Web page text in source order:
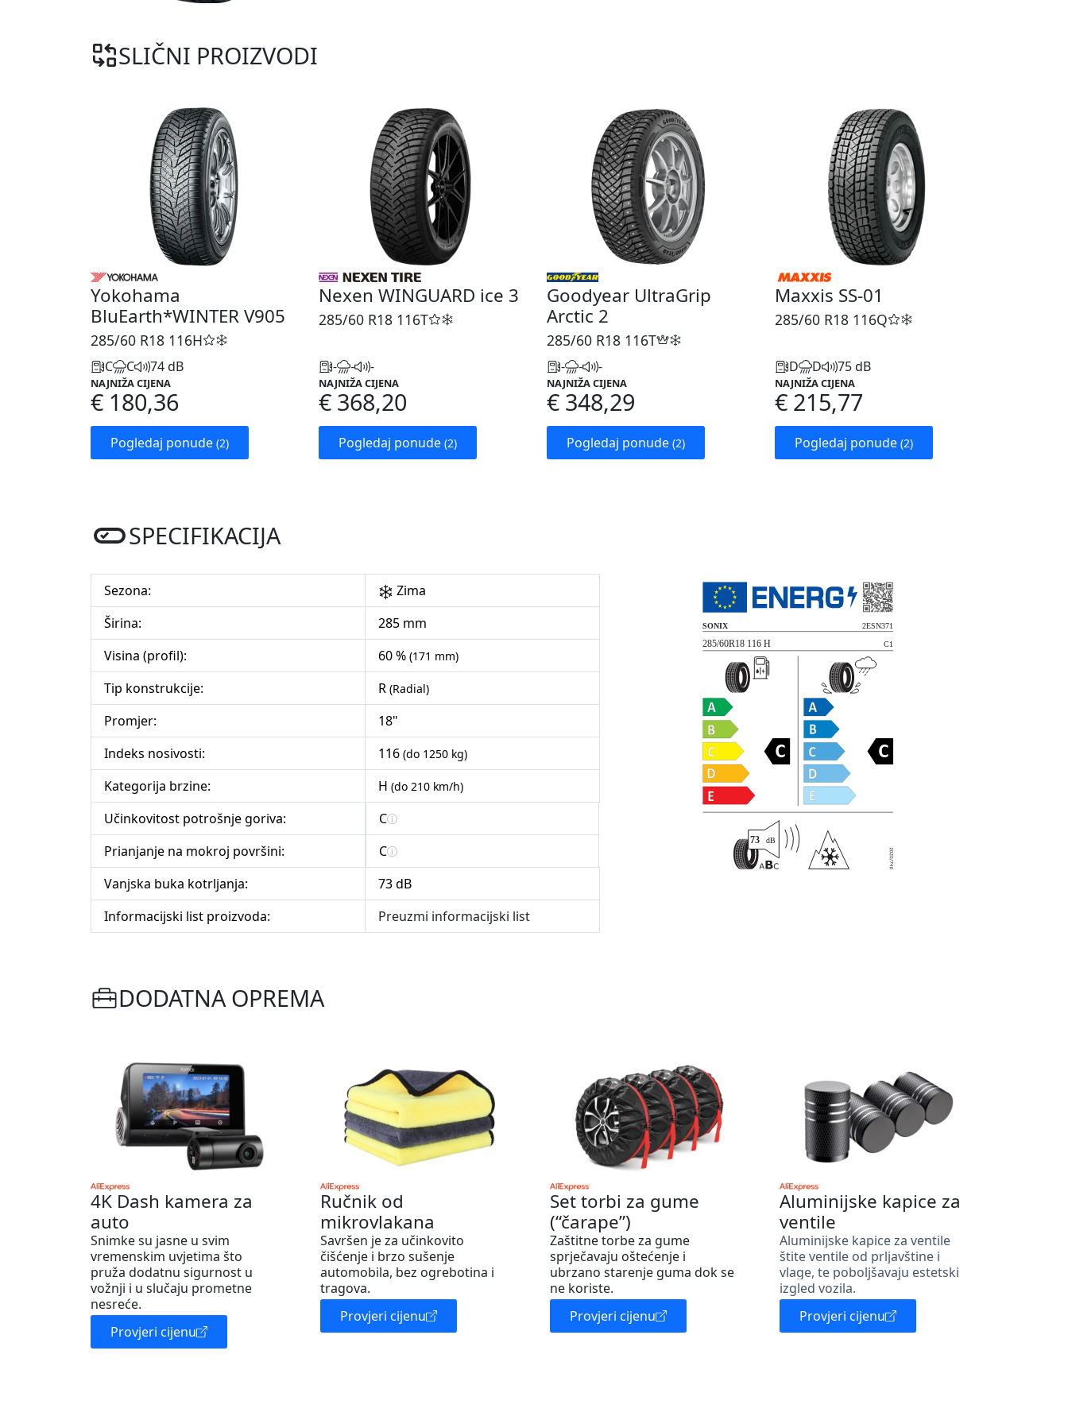
SLIČNI PROIZVODI
Yokohama
BluEarth*WINTER V905
285/60 R18 116H
C C 74 dB
NAJNIŽA CIJENA
€ 180,36
Pogledaj ponude (2)
Nexen WINGUARD ice 3
285/60 R18 116T
- - -
NAJNIŽA CIJENA
€ 368,20
Pogledaj ponude (2)
Goodyear UltraGrip
Arctic 2
285/60 R18 116T
- - -
NAJNIŽA CIJENA
€ 348,29
Pogledaj ponude (2)
Maxxis SS-01
285/60 R18 116Q
D D 75 dB
NAJNIŽA CIJENA
€ 215,77
Pogledaj ponude (2)
SPECIFIKACIJA
Sezona:
Zima
Širina:
285 mm
Visina (profil):
60 % (171 mm)
Tip konstrukcije: R (Radial)
Promjer:
18"
Indeks nosivosti:
116 (do 1250 kg)
Kategorija brzine: H (do 210 km/h)
Učinkovitost potrošnje goriva:
C
Prianjanje na mokroj površini:
C
Vanjska buka kotrljanja:
73 dB
Informacijski list proizvoda:
Preuzmi informacijski list
DODATNA OPREMA
4K Dash kamera za
auto
Snimke su jasne u svim
vremenskim uvjetima što
pruža dodatnu sigurnost u
vožnji i u slučaju prometne
nesreće.
Provjeri cijenu
Ručnik od
mikrovlakana
Savršen je za učinkovito
čišćenje i brzo sušenje
automobila, bez ogrebotina i
tragova.
Provjeri cijenu
Set torbi za gume
(“čarape”)
Zaštitne torbe za gume
sprječavaju oštećenje i
ubrzano starenje guma dok se
ne koriste.
Provjeri cijenu
Aluminijske kapice za
ventile
Aluminijske kapice za ventile
štite ventile od prljavštine i
vlage, te poboljšavaju estetski
izgled vozila.
Provjeri cijenu